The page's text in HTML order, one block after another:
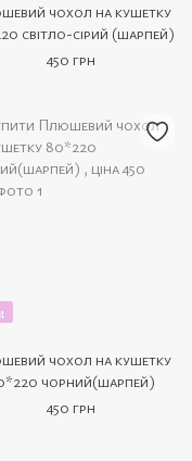
чохол на кушетку
світло-сірий (шарпей)
450 грн
4
чохол на кушетку
чорний(шарпей)
450 грн